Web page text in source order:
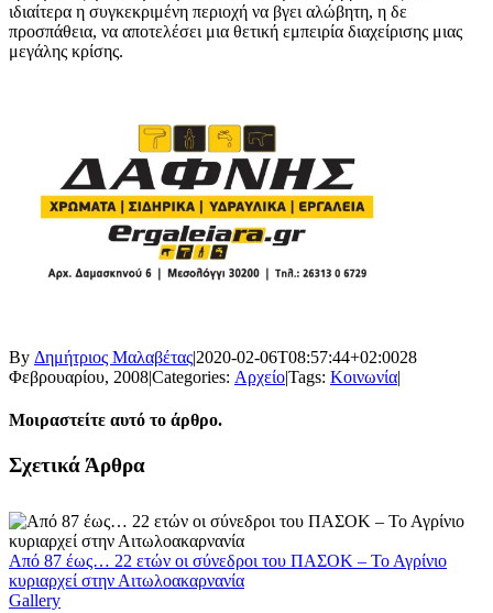
ιδιαίτερα η συγκεκριμένη περιοχή να βγει αλώβητη, η δε
προσπάθεια, να αποτελέσει μια θετική εμπειρία διαχείρισης μιας
μεγάλης κρίσης.
By Δημήτριος Μαλαβέτας|2020-02-06T08:57:44+02:0028
Φεβρουαρίου, 2008|Categories: Αρχείο|Tags: Κοινωνία|
Μοιραστείτε αυτό το άρθρο.
Facebook
X
LinkedIn
WhatsApp
Email
Σχετικά Άρθρα
Από 87 έως… 22 ετών οι σύνεδροι του ΠΑΣΟΚ – Το Αγρίνιο
κυριαρχεί στην Αιτωλοακαρνανία
Gallery